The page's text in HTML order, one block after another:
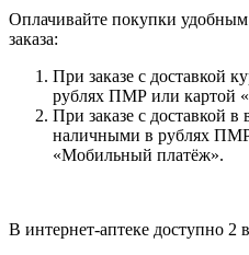
Оплачивайте покупки
заказа:
При заказе с доставкой
рублях ПМР или картой
При заказе с доставкой
наличными в рублях
«Мобильный платёж».
В интернет-аптеке доступно 2